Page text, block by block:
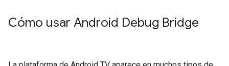
Cómo usar Android Debug Bridge